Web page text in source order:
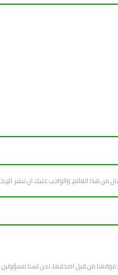
من هذا العالم، والواجب عليك ان تنشر
موقعنا من قبل اصحابها، نحن لسنا